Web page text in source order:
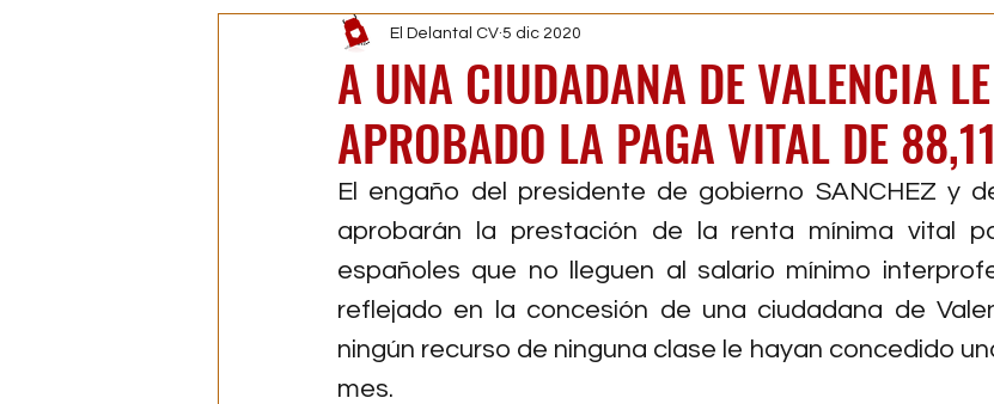
A UNA CIUDADANA DE VALENCIA
APROBADO LA PAGA VITAL DE
El Delantal CV 5 dic 2020
El engaño del presidente de gobierno SANCHEZ y
aprobarán la prestación de la renta mínima vital
españoles que no lleguen al salario mínimo
reflejado en la concesión de una ciudadana de
ningún recurso de ninguna clase le hayan concedido
mes.